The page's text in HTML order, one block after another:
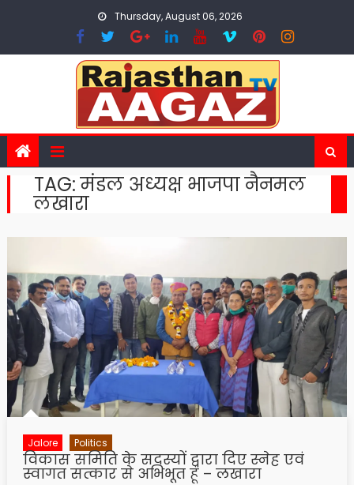
Thursday, August 06, 2026
TAG:मंडल अध्यक्ष भाजपा नैनमल
लखारा
Jalore Politics
विकास समिति के सदस्यों द्वारा दिए स्नेह एवं
स्वागत सत्कार से अभिभूत हूं – लखारा